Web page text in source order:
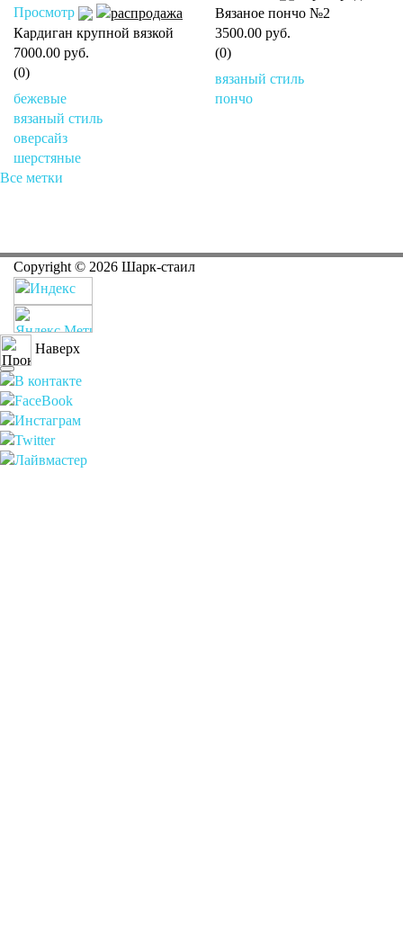
Просмотр
Кардиган крупной вязкой
7000.00 руб.
(0)
бежевые
вязаный стиль
оверсайз
шерстяные
Вязаное пончо №2
3500.00 руб.
(0)
вязаный стиль
пончо
Все метки
Copyright © 2026 Шарк-стаил
Наверх